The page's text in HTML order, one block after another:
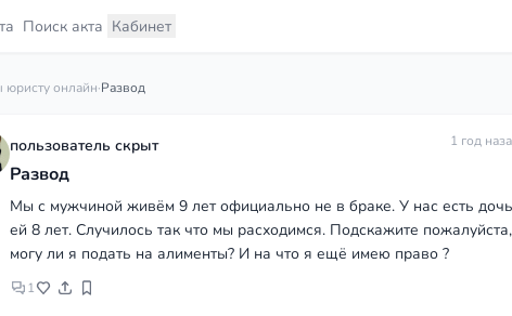
Поиск акта Кабинет
онлайн·Развод
пользователь скрыт 1 год
Развод
Мы с мужчиной живём 9 лет официально не в браке. У нас есть дочь
ей 8 лет. Случилось так что мы расходимся. Подскажите пожалуйста,
могу ли я подать на алименты? И на что я ещё имею право ?
1